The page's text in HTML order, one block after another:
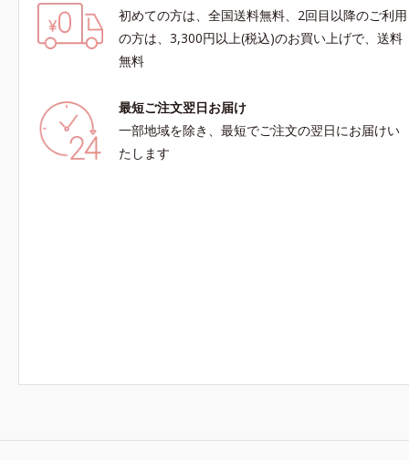
初めての方は、全国送料無料、2回目以降のご利用
の方は、3,300円以上(税込)のお買い上げで、送料
無料
最短ご注文翌日お届け
一部地域を除き、最短でご注文の翌日にお届けい
たします